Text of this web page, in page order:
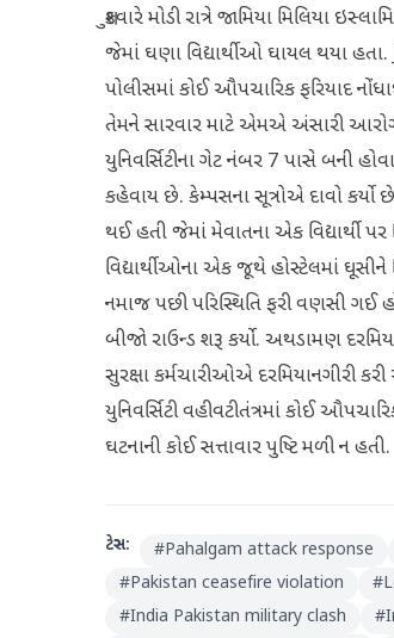
શુક્રવારે મોડી રાત્રે જામિયા મિલિયા
જેમાં ઘણા વિદ્યાર્થીઓ ઘાયલ થયા હતા.
પોલીસમાં કોઈ ઔપચારિક ફરિયાદ
તેમને સારવાર માટે એમએ અંસારી
યુનિવર્સિટીના ગેટ નંબર 7 પાસે બની
કહેવાય છે. કેમ્પસના સૂત્રોએ દાવો
થઈ હતી જેમાં મેવાતના એક વિદ્યાર્થી
વિદ્યાર્થીઓના એક જૂથે હોસ્ટેલમાં ઘૂસીને
નમાજ પછી પરિસ્થિતિ ફરી વણસી
બીજો રાઉન્ડ શરૂ કર્યો. અથડામણ
સુરક્ષા કર્મચારીઓએ દરમિયાનગીરી કરી
યુનિવર્સિટી વહીવટીતંત્રમાં કોઈ
ઘટનાની કોઈ સત્તાવાર પુષ્ટિ મળી ન હતી.
ટેગ્સ: #Pahalgam attack response
#Pakistan ceasefire violation #
#India Pakistan military clash #